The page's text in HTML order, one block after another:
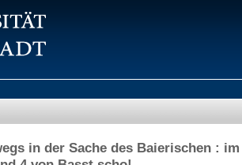
in der Sache des Baierischen :